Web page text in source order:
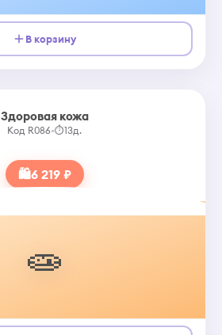
В корзину
Здоровая кожа
Код R086•⏱13д.
🛍6 219 ₽
🧫